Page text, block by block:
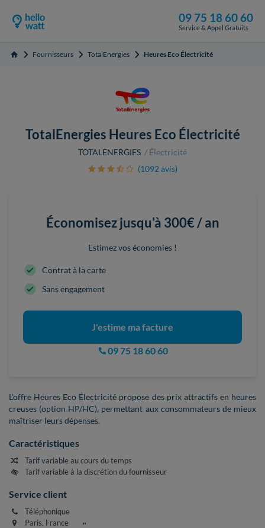
09 75 18 60 60
Service & Appel Gratuits
Accueil Fournisseurs TotalEnergies Heures Eco Électricité
TotalEnergies Heures Eco Électricité
TOTALENERGIES
Électricité
(1092 avis)
Économisez jusqu'à 300€ / an
Estimez vos économies !
Contrat à la carte
Sans engagement
J'estime ma facture
09 75 18 60 60
L'offre Heures Eco Électricité propose des prix attractifs en heures
creuses (option HP/HC), permettant aux consommateurs de mieux
maîtriser leurs dépenses.
Caractéristiques
Tarif variable au cours du temps
Tarif variable à la discrétion du fournisseur
Service client
Téléphonique
Paris, France